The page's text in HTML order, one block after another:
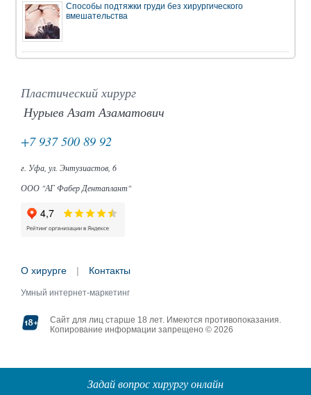
Способы подтяжки груди без хирургического
вмешательства
Пластический хирург
Нурыев Азат Азаматович
+7 937 500 89 92
г. Уфа, ул. Энтузиастов, 6
ООО "АГ Фабер Дентаплант"
О хирурге | Контакты
Умный интернет-маркетинг
Сайт для лиц старше 18 лет. Имеются противопоказания.
Копирование информации запрещено © 2026
Задай вопрос хирургу онлайн